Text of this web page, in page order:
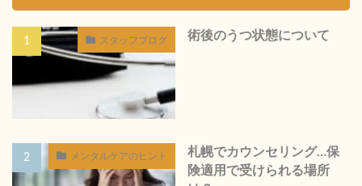
スタッフブログ 術後のうつ状態について
メンタルケアのヒント
札幌でカウンセリング…保
険適用で受けられる場所